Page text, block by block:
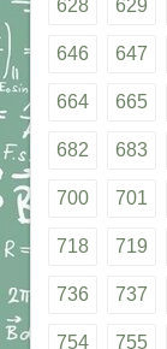
628 629
646 647
664 665
682 683
700 701
718 719
736 737
754 755